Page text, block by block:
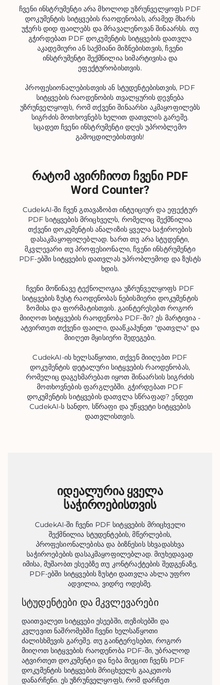
ჩვენი ინსტრუმენტი არა მხოლოდ უზრუნველყოფს PDF
დოკუმენტის სიტყვების რაოდენობას, არამედ მხარს
უჭერს დიდ ფაილებს და მრავალენოვან შინაარსს. თუ
გჭირდებათ PDF დოკუმენტის სიტყვების დათვლა
აკადემიური ან საქმიანი მიზნებისთვის, ჩვენი
ინსტრუმენტი შექმნილია სიმარტივისა და
ეფექტურობისთვის.
პროფესიონალებისთვის ან სტუდენტებისთვის, PDF
სიტყვების რაოდენობის თვალყურის დევნება
უზრუნველყოფს, რომ თქვენი შინაარსი აკმაყოფილებს
სიგრძის მოთხოვნებს ხელით დათვლის გარეშე.
სცადეთ ჩვენი ინსტრუმენტი დღეს უპრობლემო
გამოცდილებისთვის!
რატომ ავირჩიოთ ჩვენი PDF
Word Counter?
CudekAI-ში ჩვენ გთავაზობთ ინტუიციურ და ეფექტურ
PDF სიტყვების მრიცხველს, რომელიც შექმნილია
თქვენი დოკუმენტის ანალიზის ყველა საჭიროების
დასაკმაყოფილებლად. ხართ თუ არა სტუდენტი,
მკვლევარი თუ პროფესიონალი, ჩვენი ინსტრუმენტი
PDF-ებში სიტყვების დათვლას უპრობლემოდ და ზუსტს
ხდის.
ჩვენი მოწინავე ტექნოლოგია უზრუნველყოფს PDF
სიტყვების ზუსტ რაოდენობას ნებისმიერი დოკუმენტის
ზომისა და ფორმატისთვის. გაინტერესებთ როგორ
მიიღოთ სიტყვების რაოდენობა PDF-ში? ეს მარტივია -
ატვირთეთ თქვენი ფაილი, დააწკაპუნეთ "დათვლა" და
მიიღეთ მყისიერი შედეგები.
CudekAI-ის ხელსაწყოთი, თქვენ მიიღებთ PDF
დოკუმენტის დეტალური სიტყვების რაოდენობას,
რომელიც დაგეხმარებათ იყოთ შინაარსის სიგრძის
მოთხოვნების ფარგლებში. გჭირდებათ PDF
დოკუმენტის სიტყვების დათვლა სწრაფად? ენდეთ
CudekAI-ს სანდო, სწრაფი და უწყვეტი სიტყვების
დათვლისთვის.
იდეალურია ყველა
საჭიროებისთვის
CudekAI-ში ჩვენი PDF სიტყვების მრიცხველი
შექმნილია სტუდენტების, მწერლების,
პროფესიონალებისა და ბიზნესის სხვადასხვა
საჭიროებების დასაკმაყოფილებლად. მიუხედავად
იმისა, მუშაობთ ესეებზე თუ კონტრაქტების შედგენაზე,
PDF-ებში სიტყვების ზუსტი დათვლა ახლა უფრო
ადვილია, ვიდრე ოდესმე.
სტუდენტები და მკვლევარები
დაითვალეთ სიტყვები ესეებში, თეზისებში და
კვლევით ნაშრომებში ჩვენი ხელსაწყოთი
ძალისხმევის გარეშე. თუ გაინტერესებთ, როგორ
მიიღოთ სიტყვების რაოდენობა PDF-ში, უბრალოდ
ატვირთეთ დოკუმენტი და ნება მიეცით ჩვენს PDF
დოკუმენტის სიტყვების მრიცხველს გააკეთოს
დანარჩენი. ეს უზრუნველყოფს, რომ დარჩეთ